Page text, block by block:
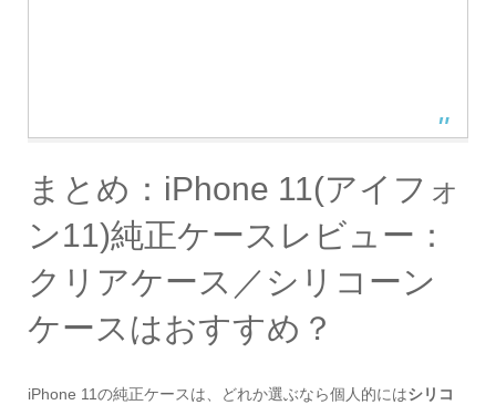
まとめ：iPhone 11(アイフォ
ン11)純正ケースレビュー：
クリアケース／シリコーン
ケースはおすすめ？
iPhone 11の純正ケースは、どれか選ぶなら個人的にはシリコ